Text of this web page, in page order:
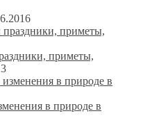
приметы,
в природе в